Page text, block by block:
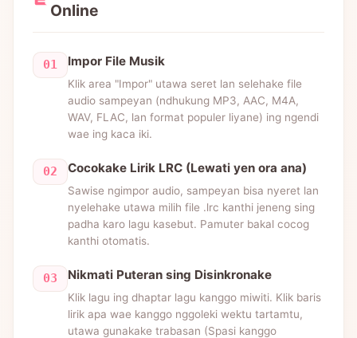
Online
01 Impor File Musik
Klik area "Impor" utawa seret lan selehake file
audio sampeyan (ndhukung MP3, AAC, M4A,
WAV, FLAC, lan format populer liyane) ing ngendi
wae ing kaca iki.
02 Cocokake Lirik LRC (Lewati yen ora ana)
Sawise ngimpor audio, sampeyan bisa nyeret lan
nyelehake utawa milih file .lrc kanthi jeneng sing
padha karo lagu kasebut. Pamuter bakal cocog
kanthi otomatis.
03 Nikmati Puteran sing Disinkronake
Klik lagu ing dhaptar lagu kanggo miwiti. Klik baris
lirik apa wae kanggo nggoleki wektu tartamtu,
utawa gunakake trabasan (Spasi kanggo